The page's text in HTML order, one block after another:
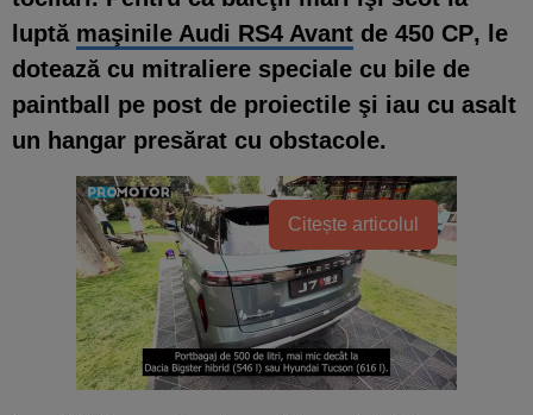
luptă maşinile Audi RS4 Avant de 450 CP, le
dotează cu mitraliere speciale cu bile de
paintball pe post de proiectile şi iau cu asalt
un hangar presărat cu obstacole.
Citește articolul